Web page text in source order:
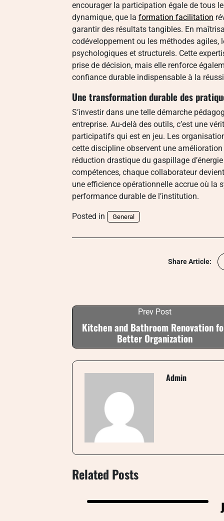
encourager la participation égale de tous
dynamique, que la formation facilitation
garantir des résultats tangibles. En
codéveloppement ou les méthodes
psychologiques et structurels. Cette
prise de décision, mais elle renforce
confiance durable indispensable à la
Une transformation durable des
S’investir dans une telle démarche
entreprise. Au-delà des outils, c’est une
participatifs qui est en jeu. Les
cette discipline observent une
réduction drastique du gaspillage
compétences, chaque collaborateur
une efficience opérationnelle accrue où la
performance durable de l’institution.
Posted in General
Share Article:
Prev Post
Kitchen and Bathroom Renovation
Better Organization
Admin
Related Posts